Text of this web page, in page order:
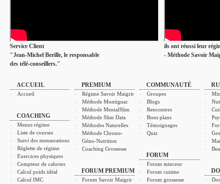
Service Client
"Jean-Michel Berille, le responsable
des télé-conseillers."
ils ont réussi leur
- Méthode Savoir
ACCUEIL
Accueil
COACHING
Menus régime
Liste de courses
Suivi des mensurations
Réglette de régime
Exercices physiques
Compteur de calories
Calcul poids idéal
Calcul IMC
PREMIUM
Régime Savoir Maigrir
Méthode Montignac
Méthode MentalSlim
Méthode Slim Data
Méthodes Naturelles
Méthode Chrono-
Géno-Nutrition
Coaching Grossesse
FORUM PREMIUM
Forum Savoir Maigrir
COMMUNAUTÉ
Groupes
Blogs
Rencontres
Bons plans
Témoignages
Quiz
FORUM
Forum minceur
Forum cuisine
Forum grossesse